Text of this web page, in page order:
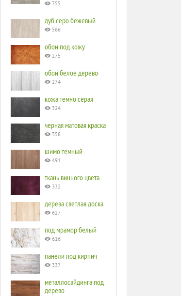
755
дуб серо бежевый
566
обои под кожу
275
обои белое дерево
274
кожа темно серая
324
черная матовая краска
358
шимо темный
491
ткань винного цвета
332
дерева светлая доска
627
под мрамор белый
616
панели под кирпич
337
металлосайдинга под
дерево